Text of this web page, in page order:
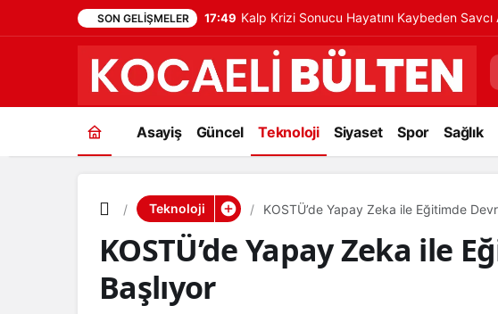
SON GELIŞMELER 17:49 Kalp Krizi Sonucu Hayatını Kaybeden
Asayiş Güncel Teknoloji Siyaset Spor Sağlık
Teknoloji KOSTÜ’de Yapay Zeka ile Eğitimde
KOSTÜ’de Yapay Zeka ile
Başlıyor